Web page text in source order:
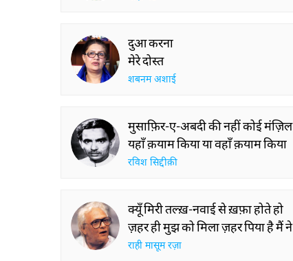
दुआ करना
मेरे दोस्त
शबनम अशाई
मुसाफ़िर-ए-अबदी की नहीं कोई मंज़िल
यहाँ क़याम किया या वहाँ क़याम किया
रविश सिद्दीक़ी
क्यूँ मिरी तल्ख़-नवाई से ख़फ़ा होते हो
ज़हर ही मुझ को मिला ज़हर पिया है मैं ने
राही मासूम रज़ा